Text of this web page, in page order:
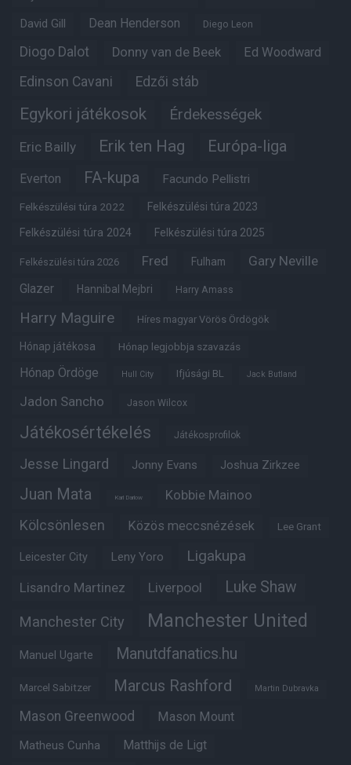
David Gill Dean Henderson Diego Leon
Diogo Dalot Donny van de Beek Ed Woodward
Edinson Cavani Edzői stáb
Egykori játékosok Érdekességek
Eric Bailly Erik ten Hag Európa-liga
Everton FA-kupa Facundo Pellistri
Felkészülési túra 2022 Felkészülési túra 2023
Felkészülési túra 2024 Felkészülési túra 2025
Felkészülési túra 2026 Fred Fulham Gary Neville
Glazer Hannibal Mejbri Harry Amass
Harry Maguire Híres magyar Vörös Ördögök
Hónap játékosa Hónap legjobbja szavazás
Hónap Ördöge Hull City Ifjúsági BL Jack Butland
Jadon Sancho Jason Wilcox
Játékosértékelés Játékosprofilok
Jesse Lingard Jonny Evans Joshua Zirkzee
Juan Mata Karl Darlow Kobbie Mainoo
Kölcsönlesen Közös meccsnézések Lee Grant
Leicester City Leny Yoro Ligakupa
Lisandro Martinez Liverpool Luke Shaw
Manchester City Manchester United
Manuel Ugarte Manutdfanatics.hu
Marcel Sabitzer Marcus Rashford Martin Dubravka
Mason Greenwood Mason Mount
Matheus Cunha Matthijs de Ligt